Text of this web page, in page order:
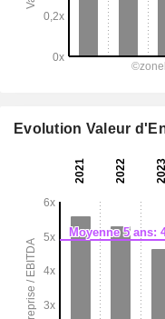
Evolution Valeur